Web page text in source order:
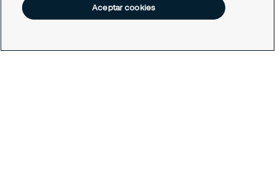
Política de Cookies
Configuración cookies
Aceptar cookies